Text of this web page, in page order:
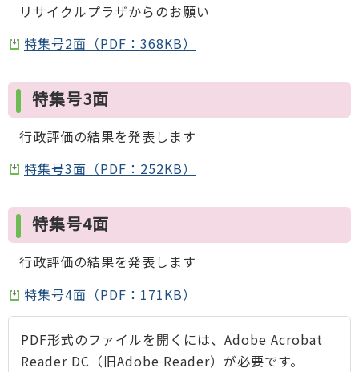
リサイクルプラザからのお願い
特集号2面（PDF：368KB）
特集号3面
行政評価の結果を発表します
特集号3面（PDF：252KB）
特集号4面
行政評価の結果を発表します
特集号4面（PDF：171KB）
PDF形式のファイルを開くには、Adobe Acrobat
Reader DC（旧Adobe Reader）が必要です。